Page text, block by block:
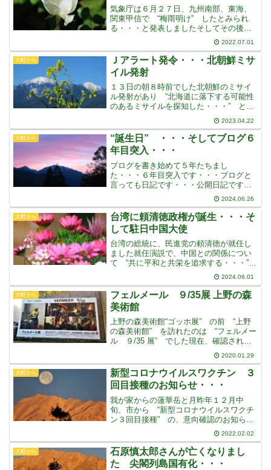
気象庁は６月２７日、九州南部、東海、
関東甲信で “梅雨明け” したとみられ
る・・・と発表しましたそしてその後、
災害級の猛暑が続き “熱中症警戒アラー
ト” が出ていますむかしは、３０℃を超
えると猛暑だと言っていたのに、今は４
０℃超えです数か月
2022.07.01
大町から
Ｊアラート発令・・・北朝鮮ミサ
イル発射
１３日の朝８時前でした北朝鮮のミサイ
ル発射があり “北海道に落下する可能性
のあるミサイルを探知した・・・” とＪ
アラートが発令されました日本の領域内
に着弾する可能性があったのは戦後初め
てで、その警報を出したのは、史上初め
てだということです固
2023.04.22
大町から
“誕生日” ・・・そしてブログ６
年目突入・・・
ブログを書き始めて５年たちまし
た・・・６年目突入です・・・ブログと
言っても日記です・・・公開日記です一
般的にブログは、テーマを決めてまたは
得意な趣味やジャンルについて興味ある
記事を書いて、第三者に読んでもらうこ
とを目指しているようですでも私
2024.06.26
大町から
台湾に頼清徳政権が誕生・・・そ
して駐日中国大使
台湾の総統に、民進党の頼清徳が就任し
ました就任演説で、中国との関係につい
て “共に平和と共栄を追求する・・・”
とし、また言論や武力による威嚇・攻撃
を止めるよう求めました中台統一をめざ
す中国の習近平政権に対して、現状維持
を強調しながら対等な
2024.06.01
大町から
フェルメール ９/35展 上野の森
美術館
上野の森美術館“ゴッホ展” の前 “上野
の森美術館” を訪れたのは “フェルメー
ル ９/35 展” でした現在、確認されて
いるフェルメール作品は、たったの３５
作品で、そのうちの９作品が来ていると
いう展覧会でした以前は、あまり知られ
ていなかっ
2020.01.29
大町から
新型コロナウイルスワクチン ３
回目接種のお知らせ・・・
我が家からの蓮華岳と月昨年１２月中
旬、市から “新型コロナウイルスワクチ
ン３回目接種” の、意向確認のお知らせ
が来ました２回目の接種から、原則８か
月を経過した方から順次接種が可能で
す・・・とあります・・・で、事前に、
希望する方の、ひとり一人
2022.02.02
大町から
石原慎太郎さんが亡くなりまし
た 尖閣列島国有化・・・